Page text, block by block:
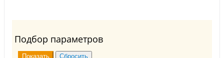
Подбор параметров